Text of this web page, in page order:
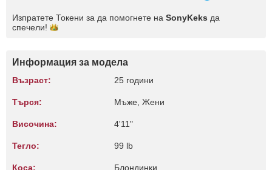
Изпратете Токени за да помогнете на SonyKeks да
спечели!
Информация за модела
Възраст: 25 години
Търся: Мъже, Жени
Височина: 4'11"
Тегло: 99 lb
Коса: Блондинки